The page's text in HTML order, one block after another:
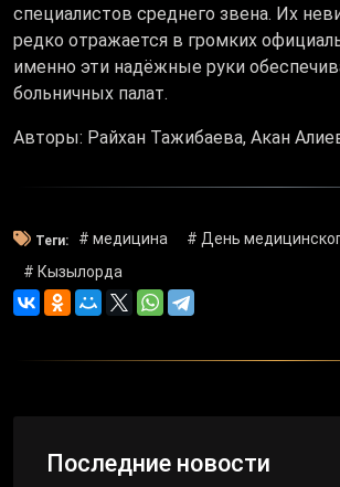
специалистов среднего звена. Их
редко отражается в громких
именно эти надёжные руки
больничных палат.
Авторы: Райхан Тажибаева, Акан
Теги: # медицина
# День
# Кызылорда
Последние новости